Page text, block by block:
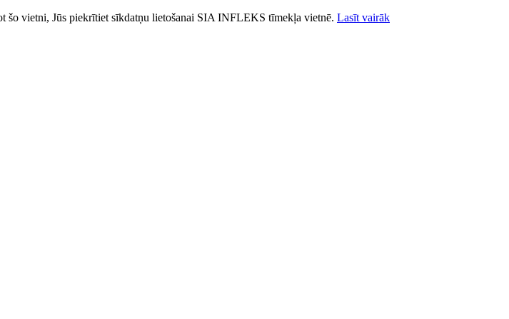
šo vietni, Jūs piekrītiet sīkdatņu lietošanai SIA INFLEKS tīmekļa vietnē. Lasīt vairāk